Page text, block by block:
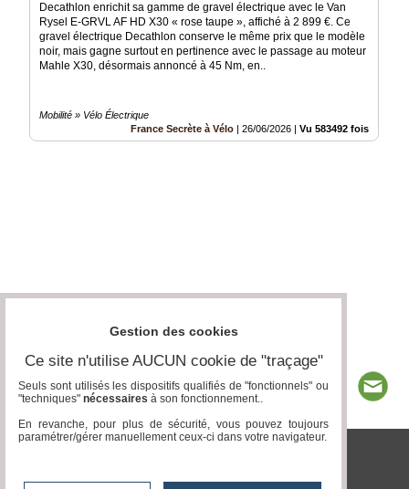
Decathlon enrichit sa gamme de gravel électrique avec le Van
Rysel E-GRVL AF HD X30 « rose taupe », affiché à 2 899 €. Ce
gravel électrique Decathlon conserve le même prix que le modèle
noir, mais gagne surtout en pertinence avec le passage au moteur
Mahle X30, désormais annoncé à 45 Nm, en..
Mobilité » Vélo Électrique
France Secrète à Vélo
26/06/2026 Vu 583492 fois
tvlocale.fr
Gestion des cookies
Ce site n'utilise AUCUN cookie de "traçage"
Seuls sont utilisés les dispositifs qualifiés de "fonctionnels" ou
"techniques" nécessaires à son fonctionnement..
En revanche, pour plus de sécurité, vous pouvez toujours
paramétrer/gérer manuellement ceux-ci dans votre navigateur.